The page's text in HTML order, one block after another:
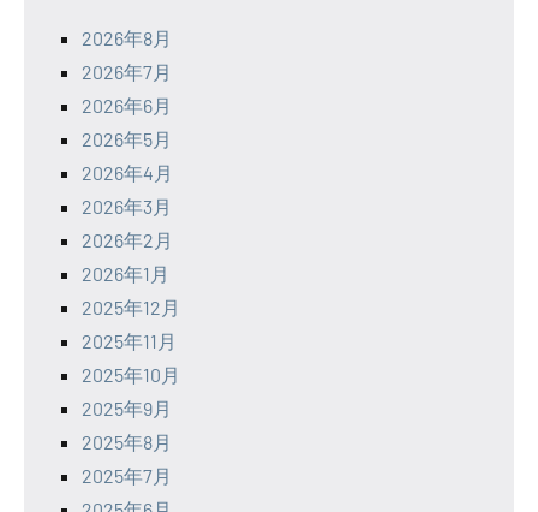
2026年8月
2026年7月
2026年6月
2026年5月
2026年4月
2026年3月
2026年2月
2026年1月
2025年12月
2025年11月
2025年10月
2025年9月
2025年8月
2025年7月